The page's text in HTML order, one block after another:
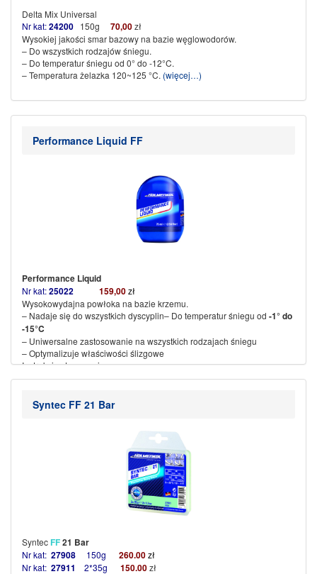
Delta Mix Universal
Nr kat:24200 150g 70,00zł
Wysokiej jakości smar bazowy na bazie węglowodorów.
– Do wszystkich rodzajów śniegu.
– Do temperatur śniegu od 0° do -12°C.
– Temperatura żelazka 120~125 °C. (więcej…)
Performance Liquid FF
Performance Liquid
Nr kat:25022 159,00zł
Wysokowydajna powłoka na bazie krzemu.
– Nadaje się do wszystkich dyscyplin– Do temperatur śniegu od -1° do
-15°C
– Uniwersalne zastosowanie na wszystkich rodzajach śniegu
– Optymalizuje właściwości ślizgowe
Instrukcja stosowania:
1. Przed użyciem dobrze wstrząsnąć
zintegrowanej gąbki
3. Pozostawić do wyschnięcia na co najmniej 10 minut (powstanie
4. Następnie mocno wygładzić powłokę (więcej…)
Syntec FF 21 Bar
SyntecFF21 Bar
Nr kat: 27908 150g 260.00zł
Nr kat: 27911 2*35g 150.00zł